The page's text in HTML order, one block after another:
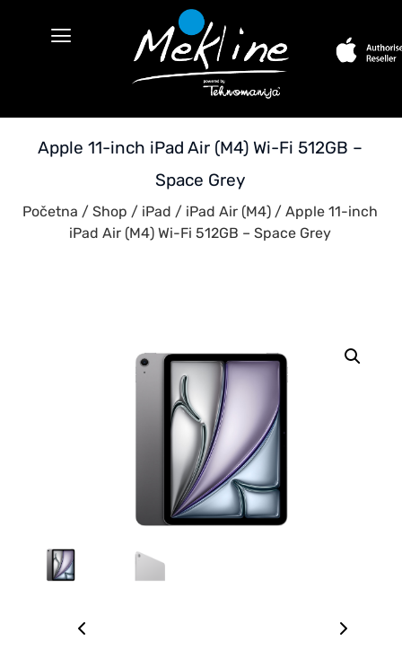
Apple 11-inch iPad Air (M4) Wi-Fi 512GB –
Space Grey
Početna / Shop / iPad / iPad Air (M4) / Apple 11-inch
iPad Air (M4) Wi-Fi 512GB – Space Grey